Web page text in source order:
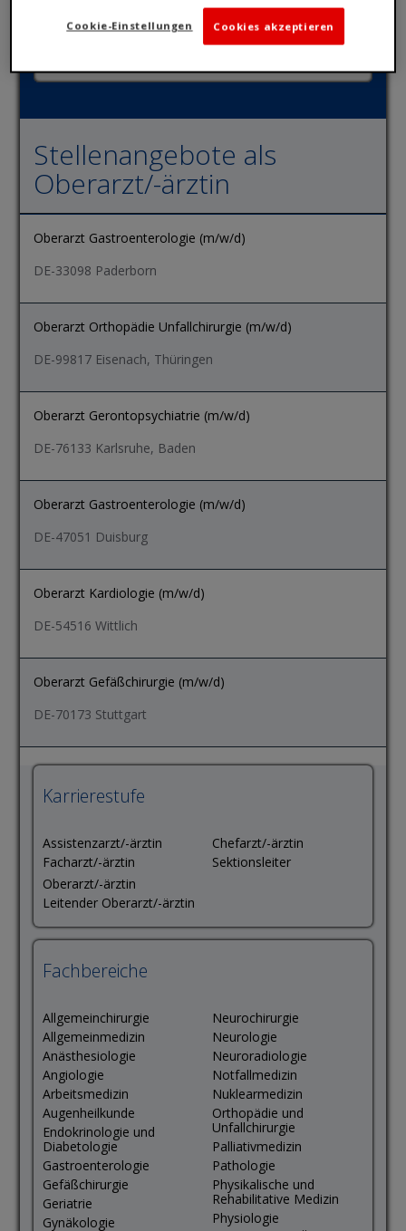
Stellenangebote als
Oberarzt/-ärztin
Oberarzt Gastroenterologie (m/w/d)
DE-33098 Paderborn
Oberarzt Orthopädie Unfallchirurgie (m/w/d)
DE-99817 Eisenach, Thüringen
Oberarzt Gerontopsychiatrie (m/w/d)
DE-76133 Karlsruhe, Baden
Oberarzt Gastroenterologie (m/w/d)
DE-47051 Duisburg
Oberarzt Kardiologie (m/w/d)
DE-54516 Wittlich
Oberarzt Gefäßchirurgie (m/w/d)
DE-70173 Stuttgart
Karrierestufe
Assistenzarzt/-ärztin
Facharzt/-ärztin
Oberarzt/-ärztin
Leitender Oberarzt/-ärztin
Chefarzt/-ärztin
Sektionsleiter
Fachbereiche
Allgemeinchirurgie
Allgemeinmedizin
Anästhesiologie
Angiologie
Arbeitsmedizin
Augenheilkunde
Endokrinologie und
Diabetologie
Gastroenterologie
Gefäßchirurgie
Geriatrie
Gynäkologie
Neurochirurgie
Neurologie
Neuroradiologie
Notfallmedizin
Nuklearmedizin
Orthopädie und
Unfallchirurgie
Palliativmedizin
Pathologie
Physikalische und
Rehabilitative Medizin
Physiologie
Cookies akzeptieren
Cookie-Einstellungen